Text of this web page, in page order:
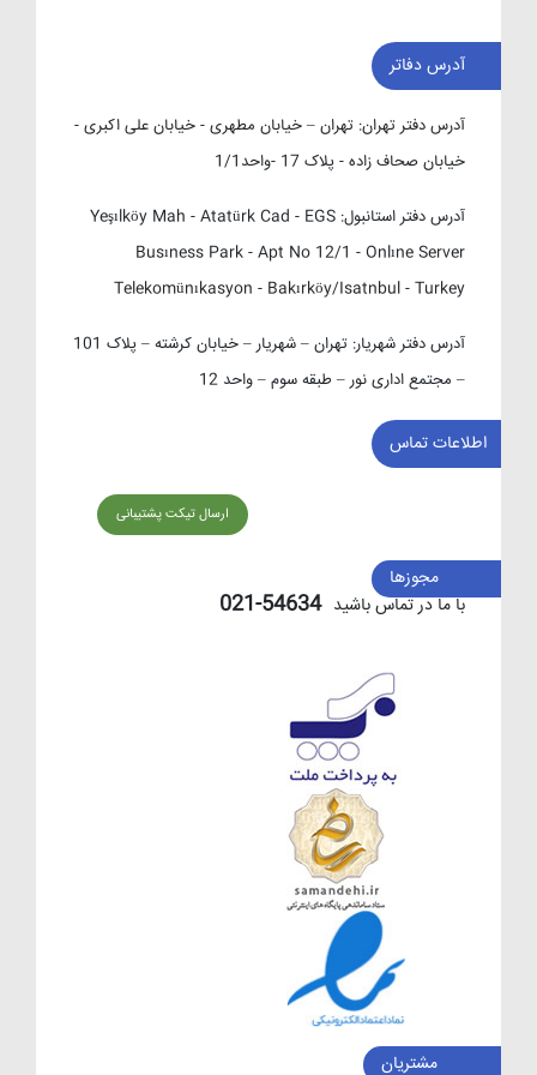
آدرس دفاتر
آدرس دفتر تهران: تهران – خیابان مطهری - خیابان علی اکبری -
خیابان صحاف زاده - پلاک 17 -واحد1/1
آدرس دفتر استانبول: Yeşılköy Mah - Atatürk Cad - EGS
Busıness Park - Apt No 12/1 - Onlıne Server
Telekomünıkasyon - Bakırköy/Isatnbul - Turkey
آدرس دفتر شهریار:
تهران – شهریار – خیابان کرشته – پلاک 101
– مجتمع اداری نور – طبقه سوم – واحد 12
اطلاعات تماس
ارسال تیکت پشتیبانی
با ما در تماس باشید 54634-021
مجوزها
مشتریان